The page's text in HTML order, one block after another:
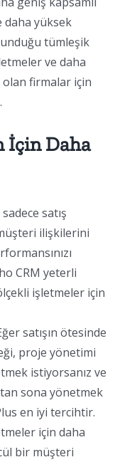
daha yüksek
tümleşik
ve daha
olan firmalar için
İçin Daha
satış
ilişkilerini
CRM yeterli
işletmeler için
satışın ötesinde
proje yönetimi
istiyorsanız ve
sona yönetmek
en iyi tercihtir.
için daha
bir müşteri